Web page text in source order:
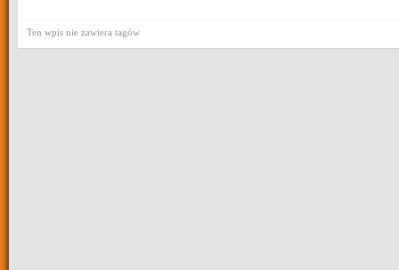
Ten wpis nie zawiera tagów